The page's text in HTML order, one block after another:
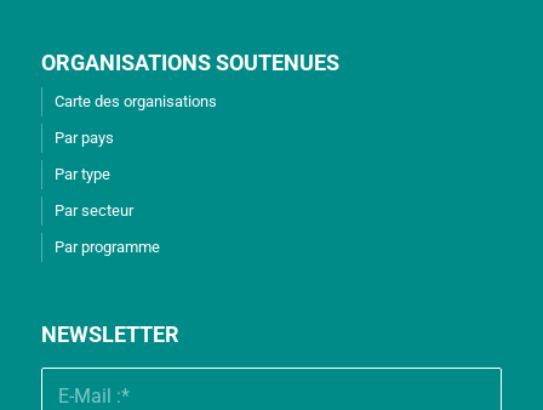
ORGANISATIONS SOUTENUES
Carte des organisations
Par pays
Par type
Par secteur
Par programme
NEWSLETTER